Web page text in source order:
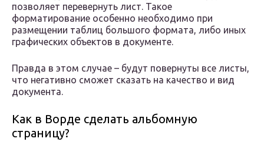
позволяет перевернуть лист. Такое
форматирование особенно необходимо при
размещении таблиц большого формата, либо иных
графических объектов в документе.
Правда в этом случае – будут повернуты все листы,
что негативно сможет сказать на качество и вид
документа.
Как в Ворде сделать альбомную
страницу?